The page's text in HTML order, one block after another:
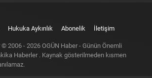
Hukuka Aykırılık Abonelik İletişim
© 2006 - 2026 OGÜN Haber - Günün Önemli
Haberler . Kaynak gösterilmeden kısmen